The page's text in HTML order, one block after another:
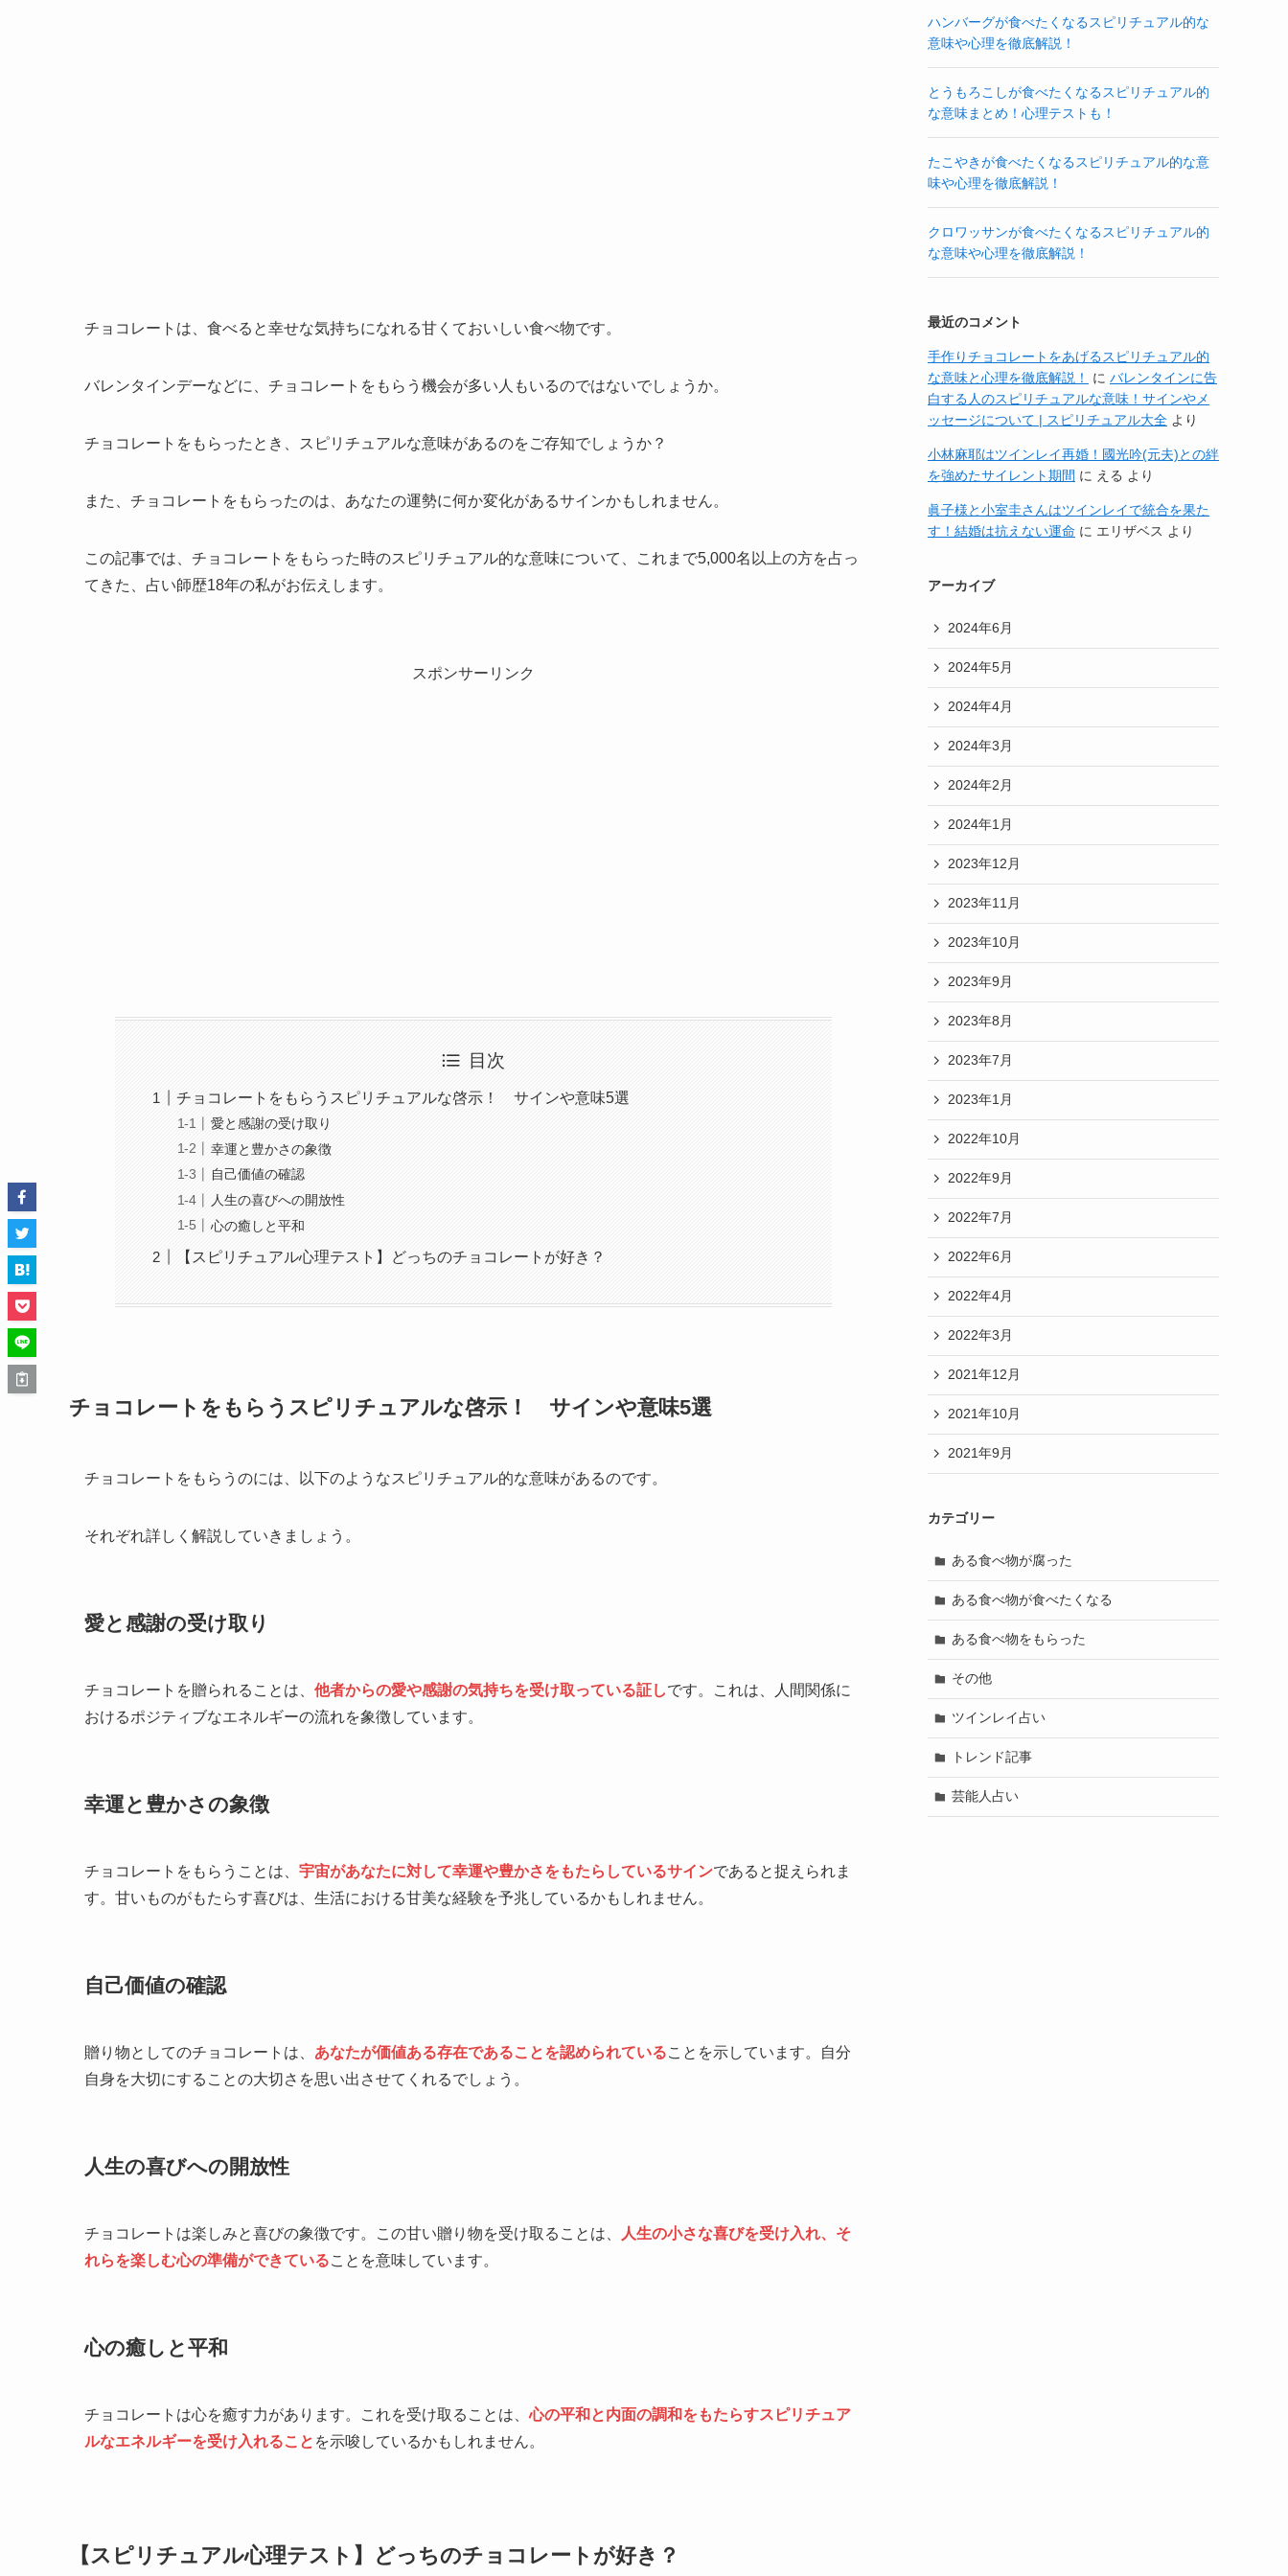
チョコレートは、食べると幸せな気持ちになれる甘くておいしい食べ物です。
バレンタインデーなどに、チョコレートをもらう機会が多い人もいるのではないでしょうか。
チョコレートをもらったとき、スピリチュアルな意味があるのをご存知でしょうか？
また、チョコレートをもらったのは、あなたの運勢に何か変化があるサインかもしれません。
この記事では、チョコレートをもらった時のスピリチュアル的な意味について、これまで5,000名以上の方を占っ
てきた、占い師歴18年の私がお伝えします。
スポンサーリンク
目次
チョコレートをもらうスピリチュアルな啓示！ サインや意味5選
愛と感謝の受け取り
幸運と豊かさの象徴
自己価値の確認
人生の喜びへの開放性
心の癒しと平和
【スピリチュアル心理テスト】どっちのチョコレートが好き？
チョコレートをもらうスピリチュアルな啓示！ サインや意味5選
チョコレートをもらうのには、以下のようなスピリチュアル的な意味があるのです。
それぞれ詳しく解説していきましょう。
愛と感謝の受け取り
チョコレートを贈られることは、 他者からの愛や感謝の気持ちを受け取っている証しです。これは、人間関係に
おけるポジティブなエネルギーの流れを象徴しています。
幸運と豊かさの象徴
チョコレートをもらうことは、 宇宙があなたに対して幸運や豊かさをもたらしているサインであると捉えられま
す。甘いものがもたらす喜びは、生活における甘美な経験を予兆しているかもしれません。
自己価値の確認
贈り物としてのチョコレートは、 あなたが価値ある存在であることを認められていることを示しています。自分
自身を大切にすることの大切さを思い出させてくれるでしょう。
人生の喜びへの開放性
チョコレートは楽しみと喜びの象徴です。この甘い贈り物を受け取ることは、
人生の小さな喜びを受け入れ、そ
れらを楽しむ心の準備ができていることを意味しています。
心の癒しと平和
チョコレートは心を癒す力があります。これを受け取ることは、心の平和と内面の調和をもたらすスピリチュア
ルなエネルギーを受け入れること を示唆しているかもしれません。
【スピリチュアル心理テスト】どっちのチョコレートが好き？
ハンバーグが食べたくなるスピリチュアル的な
意味や心理を徹底解説！
とうもろこしが食べたくなるスピリチュアル的
な意味まとめ！心理テストも！
たこやきが食べたくなるスピリチュアル的な意
味や心理を徹底解説！
クロワッサンが食べたくなるスピリチュアル的
な意味や心理を徹底解説！
最近のコメント
手作りチョコレートをあげるスピリチュアル的
な意味と心理を徹底解説！
に バレンタインに告
白する人のスピリチュアルな意味！サインやメ
ッセージについて | スピリチュアル大全 より
小林麻耶はツインレイ再婚！國光吟(元夫)との絆
を強めたサイレント期間 に える より
眞子様と小室圭さんはツインレイで統合を果た
す！結婚は抗えない運命 に エリザベス より
アーカイブ
2024年6月
2024年5月
2024年4月
2024年3月
2024年2月
2024年1月
2023年12月
2023年11月
2023年10月
2023年9月
2023年8月
2023年7月
2023年1月
2022年10月
2022年9月
2022年7月
2022年6月
2022年4月
2022年3月
2021年12月
2021年10月
2021年9月
カテゴリー
ある食べ物が腐った
ある食べ物が食べたくなる
ある食べ物をもらった
その他
ツインレイ占い
トレンド記事
芸能人占い